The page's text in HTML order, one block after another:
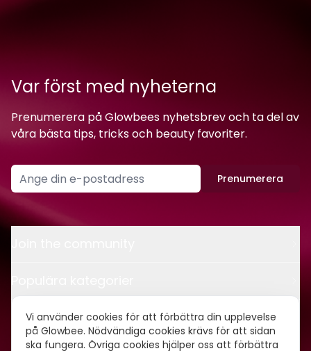
Vi använder cookies för att förbättra din upplevelse
på Glowbee. Nödvändiga cookies krävs för att sidan
ska fungera. Övriga cookies hjälper oss att förbättra
Var först med nyheterna
Prenumerera på Glowbees nyhetsbrev och ta del av
våra bästa tips, tricks och beauty favoriter.
Prenumerera
Kontakt